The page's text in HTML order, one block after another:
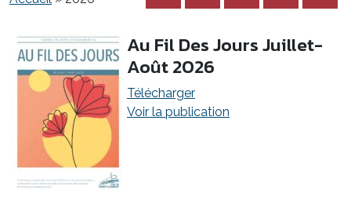
Au Fil Des Jours Juillet-
Août 2026
Télécharger
Voir la publication